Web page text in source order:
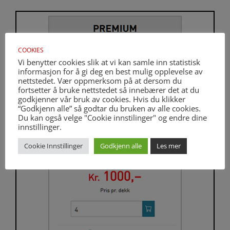
COOKIES
Vi benytter cookies slik at vi kan samle inn statistisk
informasjon for å gi deg en best mulig opplevelse av
nettstedet. Vær oppmerksom på at dersom du
fortsetter å bruke nettstedet så innebærer det at du
godkjenner vår bruk av cookies. Hvis du klikker
“Godkjenn alle” så godtar du bruken av alle cookies.
Du kan også velge "Cookie innstilinger" og endre dine
innstillinger.
Cookie Innstillinger Godkjenn alle Les mer